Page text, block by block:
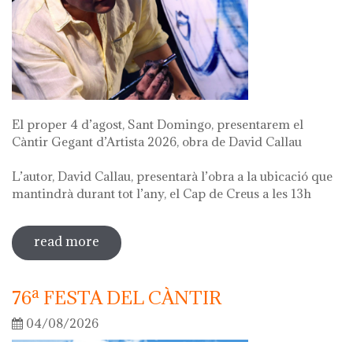
El proper 4 d’agost, Sant Domingo, presentarem el
Càntir Gegant d’Artista 2026, obra de David Callau
L’autor, David Callau, presentarà l’obra a la ubicació que
mantindrà durant tot l’any, el Cap de Creus a les 13h
read more sobre presentació càntir gegant
d'artista
76ª FESTA DEL CÀNTIR
04/08/2026